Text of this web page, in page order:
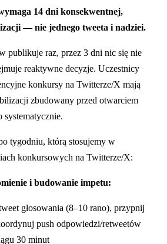
14 dni konsekwentnej,
— nie jednego tweeta i nadziei.
publikuje raz, przez 3 dni nic się nie
reaktywne decyzje. Uczestnicy
konkursy na Twitterze/X mają
zbudowany przed otwarciem
systematycznie.
tygodniu, którą stosujemy w
konkursowych na Twitterze/X:
i budowanie impetu:
głosowania (8–10 rano), przypnij
push odpowiedzi/retweetów
30 minut